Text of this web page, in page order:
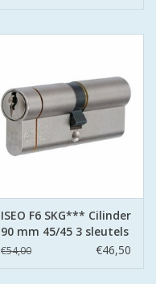
ISEO F6 SKG*** Cilinder
90 mm 45/45 3 sleutels
€54,00 €46,50